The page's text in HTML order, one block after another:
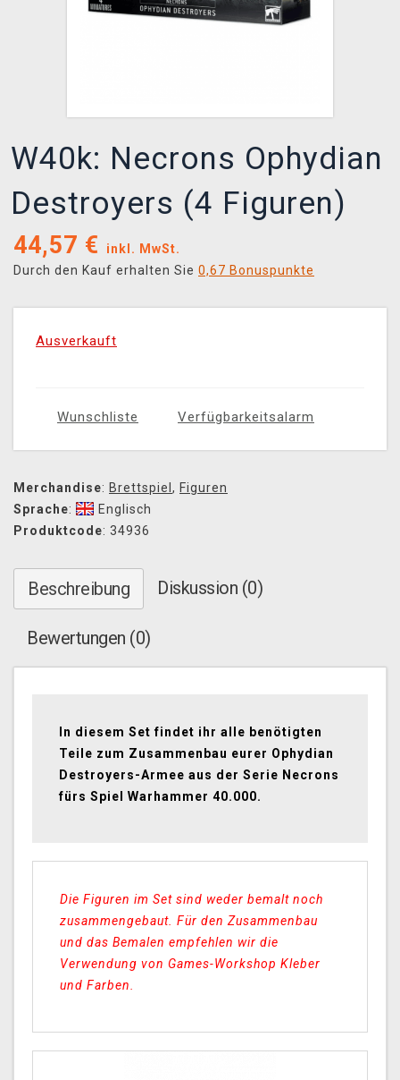
W40k: Necrons Ophydian
Destroyers (4 Figuren)
44,57 €
inkl. MwSt.
Durch den Kauf erhalten Sie 0,67 Bonuspunkte
Ausverkauft
Wunschliste Verfügbarkeitsalarm
Merchandise: Brettspiel , Figuren
Sprache:
Englisch
Produktcode: 34936
Beschreibung Diskussion (0)
Bewertungen (0)
In diesem Set findet ihr alle benötigten
Teile zum Zusammenbau eurer Ophydian
Destroyers-Armee aus der Serie Necrons
fürs Spiel Warhammer 40.000.
Die Figuren im Set sind weder bemalt noch
zusammengebaut. Für den Zusammenbau
und das Bemalen empfehlen wir die
Verwendung von Games-Workshop Kleber
und Farben.